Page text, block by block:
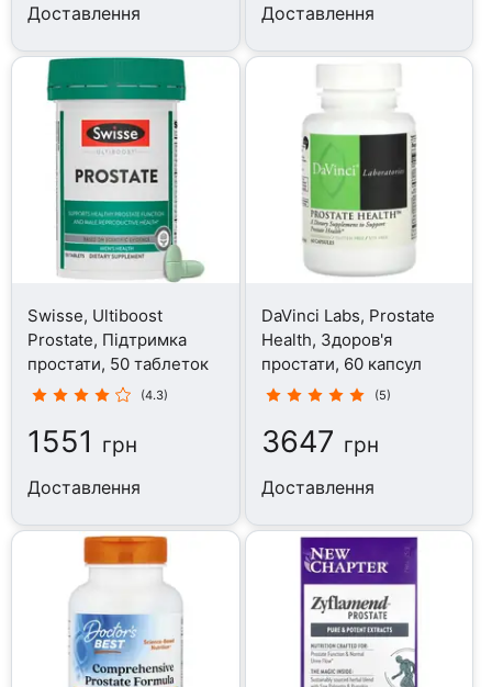
Доставлення Доставлення
Swisse, Ultiboost
Prostate, Підтримка
простати, 50 таблеток
(4.3)
1551 грн
Доставлення
DaVinci Labs, Prostate
Health, Здоров'я
простати, 60 капсул
(5)
3647 грн
Доставлення